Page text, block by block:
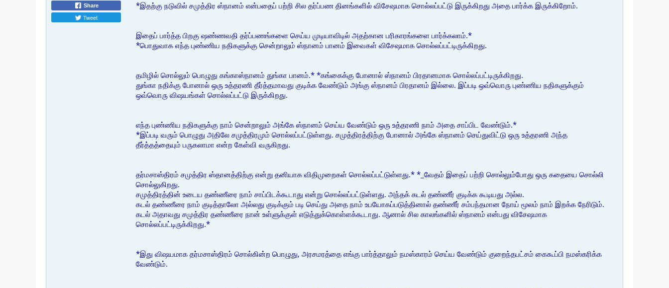
Share
Tweet
*இதற்கு நடுவில் சமுத்திர ஸ்நானம் என்பதைப் பற்றி சில தர்ப்பண தினங்களில் விசேஷமாக சொல்லப்பட்டு இருக்கிறது அதை பார்க்க இருக்கிறோம்.
இதைப் பார்த்த பிறகு ஷண்ணவதி தர்ப்பணங்களை செய்ய முடியாவிடில் அதற்கான பரிகாரங்களை பார்க்கலாம்.*
*பொதுவாக எந்த புண்ணிய நதிகளுக்கு சென்றாலும் ஸ்நானம் பானம் இவைகள் விசேஷமாக சொல்லப்பட்டிருக்கிறது.
தமிழில் சொல்லும் பொழுது கங்காஸ்நானம் துங்கா பானம்.* *கங்கைக்கு போனால் ஸ்நானம் பிரதானமாக சொல்லப்பட்டிருக்கிறது.
துங்கா நதிக்கு போனால் ஒரு உத்தரணி தீர்த்தமாவது குடிக்க வேண்டும் அங்கு ஸ்நானம் பிரதானம் இல்லை. இப்படி ஒவ்வொரு புண்ணிய நதிகளுக்கும்
ஒவ்வொரு விஷயங்கள் சொல்லப்பட்டு இருக்கிறது.
எந்த புண்ணிய நதிகளுக்கு நாம் சென்றாலும் அங்கே ஸ்நானம் செய்ய வேண்டும் ஒரு உத்தரணி நாம் அதை சாப்பிட வேண்டும்.*
*இப்படி வரும் பொழுது அதிலே சமுத்திரமும் சொல்லப்பட்டுள்ளது. சமுத்திரத்திற்கு போனால் அங்கே ஸ்நானம் செய்துவிட்டு ஒரு உத்தரணி அந்த
தீர்த்தத்தையும் பருகலாமா என்ற கேள்வி வருகிறது.
தர்மசாஸ்திரம் சமுத்திர ஸ்தானத்திற்கு என்று தனியாக விதிமுறைகள் சொல்லப்பட்டுள்ளது.* *_வேதம் இதைப் பற்றி சொல்லும்போது ஒரு கதையை சொல்லி
சொல்லுகிறது.
சமுத்திரத்தின் உடைய தண்ணீரை நாம் சாப்பிடக்கூடாது என்று சொல்லப்பட்டுள்ளது. அந்தக் கடல் தண்ணீர் குடிக்க கூடியது அல்ல.
கடல் தண்ணீரை நாம் குடித்தாலோ அல்லது குடிக்கும் படி செய்து அதை நாம் உபயோகப்படுத்தினால் தண்ணீர் சம்பந்தமான நோய் மூலம் நாம் இறக்க நேரிடும்.
கடல் அதாவது சமுத்திர தண்ணீரை நான் உள்ளுக்குள் எடுத்துக்கொள்ளக்கூடாது. ஆனால் சில காலங்களில் ஸ்நானம் என்பது விசேஷமாக
சொல்லப்பட்டிருக்கிறது.*
*இது விஷயமாக தர்மசாஸ்திரம் சொல்கின்ற பொழுது, அரசமரத்தை எங்கு பார்த்தாலும் நமஸ்காரம் செய்ய வேண்டும் குறைந்தபட்சம் கைகூப்பி நமஸ்கரிக்க
வேண்டும்.